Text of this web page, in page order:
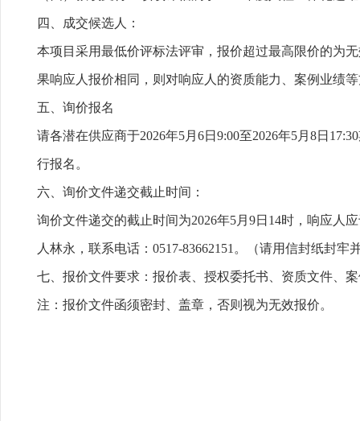
四、成交候选人：
本项目采用最低价评标法评审，报价超过最高限价的为
果响应人报价相同，则对响应人的资质能力、案例业绩
五、询价报名
请各潜在供应商于2026年5月6日9:00至2026年5月8日
行报名。
六、询价文件递交截止时间：
询价文件递交的截止时间为2026年5月9日14时，响应人
人林永，联系电话：0517-83662151。（请用信封纸封牢
七、报价文件要求：报价表、授权委托书、资质文件、
注：报价文件函须密封、盖章，否则视为无效报价。